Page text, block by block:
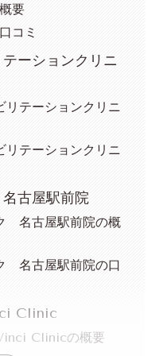
要
コミ
ーションクリニ
リテーションクリニ
リテーションクリニ
古屋駅前院
名古屋駅前院の概
名古屋駅前院の口
Clinic
Clinicの概要